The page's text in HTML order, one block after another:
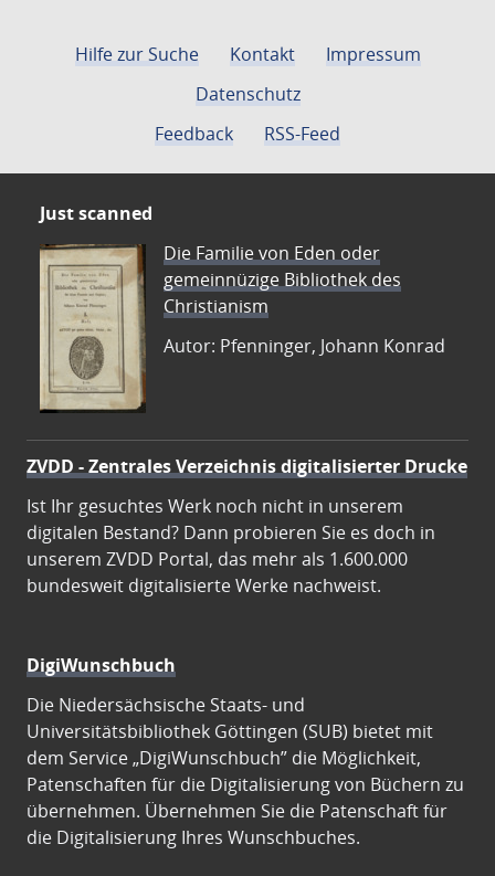
Hilfe zur Suche Kontakt
Impressum
Datenschutz
Feedback
RSS-Feed
Just scanned
Die Familie von Eden oder
gemeinnüzige Bibliothek des
Christianism
Autor: Pfenninger, Johann Konrad
ZVDD - Zentrales Verzeichnis digitalisierter Drucke
Ist Ihr gesuchtes Werk noch nicht in unserem
digitalen Bestand? Dann probieren Sie es doch in
unserem ZVDD Portal, das mehr als 1.600.000
bundesweit digitalisierte Werke nachweist.
DigiWunschbuch
Die Niedersächsische Staats- und
Universitätsbibliothek Göttingen (SUB) bietet mit
dem Service „DigiWunschbuch” die Möglichkeit,
Patenschaften für die Digitalisierung von Büchern zu
übernehmen. Übernehmen Sie die Patenschaft für
die Digitalisierung Ihres Wunschbuches.